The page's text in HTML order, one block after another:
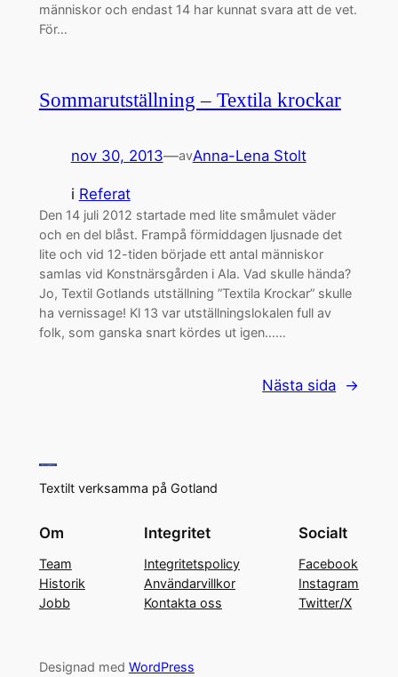
människor och endast 14 har kunnat svara att de vet.
För…
Sommarutställning – Textila krockar
nov 30, 2013—avAnna-Lena Stolt
i Referat
Den 14 juli 2012 startade med lite småmulet väder
och en del blåst. Frampå förmiddagen ljusnade det
lite och vid 12-tiden började ett antal människor
samlas vid Konstnärsgården i Ala. Vad skulle hända?
Jo, Textil Gotlands utställning ”Textila Krockar” skulle
ha vernissage! Kl 13 var utställningslokalen full av
folk, som ganska snart kördes ut igen……
Nästa sida →
Textilt verksamma på Gotland
Om
Team
Historik
Jobb
Integritet
Integritetspolicy
Användarvillkor
Kontakta oss
Socialt
Facebook
Instagram
Twitter/X
Designad med WordPress